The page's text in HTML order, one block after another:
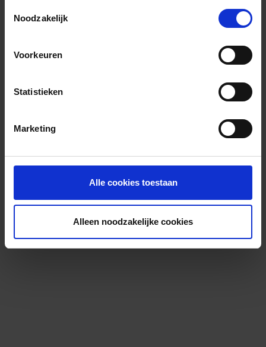
Noodzakelijk
Voorkeuren
Statistieken
Marketing
Alle cookies toestaan
Alleen noodzakelijke cookies